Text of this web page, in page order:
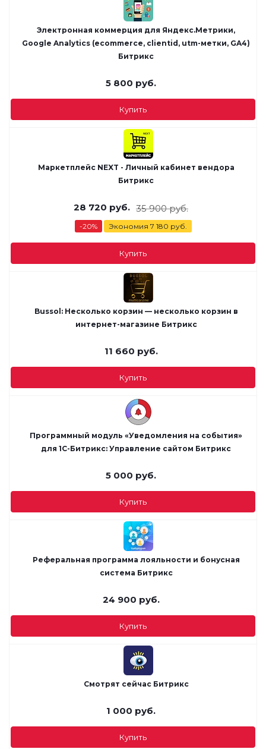
Электронная коммерция для Яндекс.Метрики,
Google Analytics (ecommerce, clientid, utm-метки, GA4)
Битрикс
5 800 руб.
Купить
Маркетплейс NEXT - Личный кабинет вендора
Битрикс
28 720 руб. 35 900руб.
-20% Экономия 7 180 руб.
Купить
Bussol: Несколько корзин — несколько корзин в
интернет-магазине Битрикс
11 660 руб.
Купить
Программный модуль «Уведомления на события»
для 1С-Битрикс: Управление сайтом Битрикс
5 000 руб.
Купить
Реферальная программа лояльности и бонусная
система Битрикс
24 900 руб.
Купить
Смотрят сейчас Битрикс
1 000 руб.
Купить